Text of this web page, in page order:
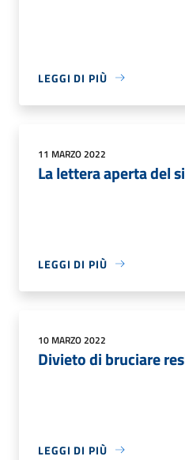
LEGGI DI PIÙ
11 MARZO 2022
La lettera aperta del
LEGGI DI PIÙ
10 MARZO 2022
Divieto di bruciare
LEGGI DI PIÙ